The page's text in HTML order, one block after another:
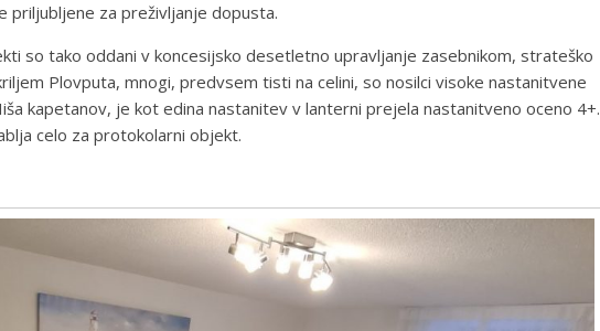
priljubljene za preživljanje dopusta.
so tako oddani v koncesijsko desetletno upravljanje zasebnikom, strateško
Plovputa, mnogi, predvsem tisti na celini, so nosilci visoke nastanitvene
kapetanov, je kot edina nastanitev v lanterni prejela nastanitveno oceno 4+.
celo za protokolarni objekt.